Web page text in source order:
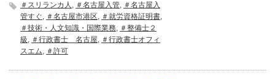
＃スリランカ人 , ＃名古屋入管, ＃名古屋入
管すぐ, ＃名古屋市港区, ＃就労資格証明書,
＃技術・人文知識・国際業務, ＃整備士２
級, ＃行政書士 名古屋, ＃行政書士オフィ
スエム, ＃許可